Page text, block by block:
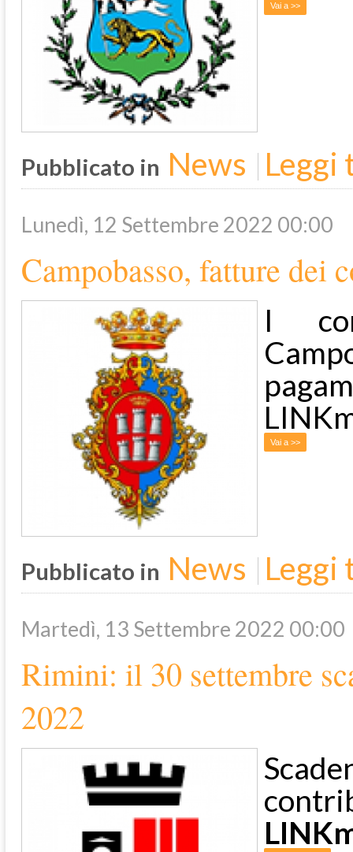
Vai a >>
Pubblicato in News Leggi
Lunedì, 12 Settembre 2022 00:00
Campobasso, fatture dei
I
Vai a >>
Pubblicato in News Leggi
Martedì, 13 Settembre 2022 00:00
Rimini: il 30 settembre
2022